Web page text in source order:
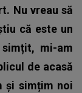
Nu vreau să
că este un
mi-am
de acasă
și simțim noi